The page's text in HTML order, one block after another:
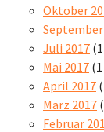
Oktober
Juli 2017
Mai 2017
April 2017
März 2017
Februar